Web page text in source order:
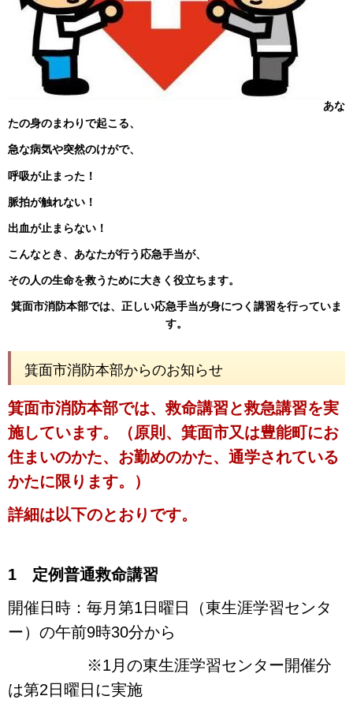
あな
たの身のまわりで起こる、
急な病気や突然のけがで、
呼吸が止まった！
脈拍が触れない！
出血が止まらない！
こんなとき、あなたが行う応急手当が、
その人の生命を救うために大きく役立ちます。
箕面市消防本部では、正しい応急手当が身につく講習を行っていま
す。
箕面市消防本部からのお知らせ
箕面市消防本部では、救命講習と救急講習を実
施しています。（原則、箕面市又は豊能町にお
住まいのかた、お勤めのかた、通学されている
かたに限ります。）
詳細は以下のとおりです。
1 定例普通救命講習
開催日時：毎月第1日曜日（東生涯学習センタ
ー）の午前9時30分から
※1月の東生涯学習センター開催分
は第2日曜日に実施